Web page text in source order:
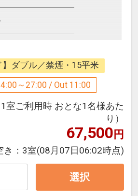
」の北海道食材を中心と
フェ※朝食付プランの場合
旬」やご当地メニューを中
ビュッフェをお届けしま
おすすめ 搾りたて生ジュー
かつお出汁で作るこだわり
「一日の活力」としてご
で♪
ネスにも♪【抜群のアクセ
口より徒歩1分！
も直結しており、雨や雪の
安心です。
バス乗り場目の前で、荷
も楽々。
北海道グルメを味わえる
】ダブル／禁煙・15平米
～27:00 / Out 11:00
1室ご利用時 おとな1名様あた
り）
67,500円
き： 3室(08月07日06:02時点)
選択